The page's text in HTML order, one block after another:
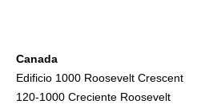
Canada
Edificio 1000 Roosevelt Crescent
120-1000 Creciente Roosevelt